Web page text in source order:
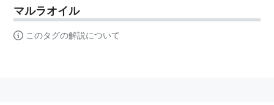
マルラオイル
このタグの解説について